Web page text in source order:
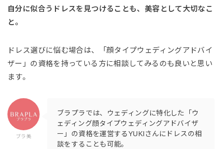
自分に似合うドレスを見つけることも、美容として大切なこ
と。
ドレス選びに悩む場合は、「顔タイプウェディングアドバイ
ザー」の資格を持っている方に相談してみるのも良いと思い
ます。
ブラ美
ブラプラでは、ウェディングに特化した「ウ
ェディング顔タイプウェディングアドバイザ
ー」の資格を運営するYUKIさんにドレスの相
談をすることも可能。